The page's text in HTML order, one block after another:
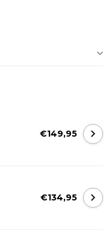
€149,95
€134,95